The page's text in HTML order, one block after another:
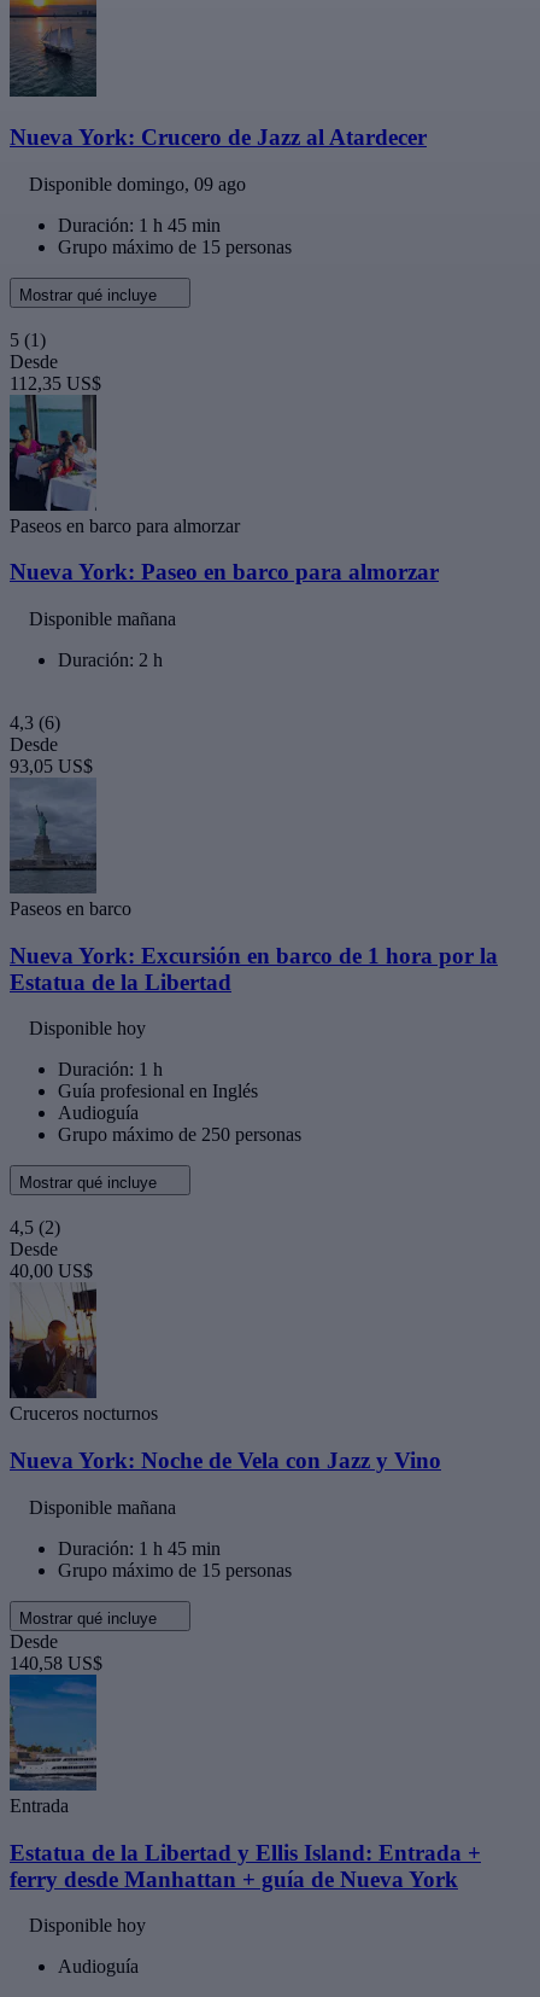
Nueva York: Crucero de Jazz al Atardecer
Disponible domingo, 09 ago
Duración: 1 h 45 min
Grupo máximo de 15 personas
Mostrar qué incluye
5 (1)
Desde
112,35 US$
Paseos en barco para almorzar
Nueva York: Paseo en barco para almorzar
Disponible mañana
Duración: 2 h
4,3 (6)
Desde
93,05 US$
Paseos en barco
Nueva York: Excursión en barco de 1 hora por la
Estatua de la Libertad
Disponible hoy
Duración: 1 h
Guía profesional en Inglés
Audioguía
Grupo máximo de 250 personas
Mostrar qué incluye
4,5 (2)
Desde
40,00 US$
Cruceros nocturnos
Nueva York: Noche de Vela con Jazz y Vino
Disponible mañana
Duración: 1 h 45 min
Grupo máximo de 15 personas
Mostrar qué incluye
Desde
140,58 US$
Entrada
Estatua de la Libertad y Ellis Island: Entrada +
ferry desde Manhattan + guía de Nueva York
Disponible hoy
Audioguía